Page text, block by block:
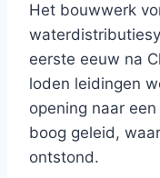
Het bouwwerk
eerste eeuw na
loden leidingen
opening naar
boog geleid,
ontstond.